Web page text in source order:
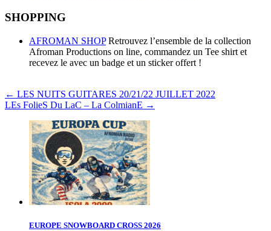
SHOPPING
AFROMAN SHOPRetrouvez l’ensemble de la collection
Afroman Productions on line, commandez un Tee shirt et
recevez le avec un badge et un sticker offert !
← LES NUITS GUITARES 20/21/22 JUILLET 2022
LEs FolieS Du LaC – La ColmianE →
EUROPE SNOWBOARD CROSS 2026